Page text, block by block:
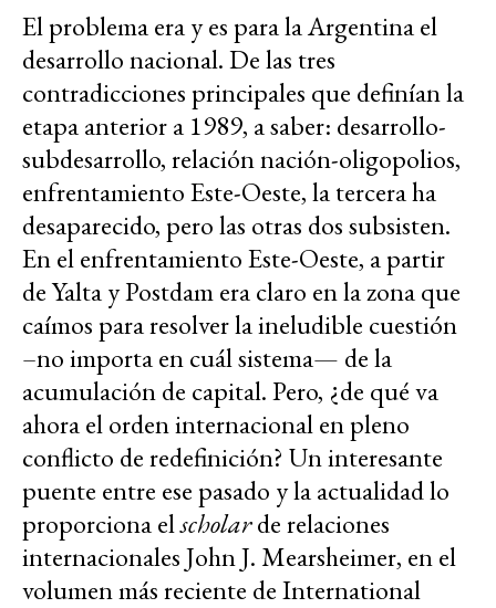
El problema era y es para la Argentina el
desarrollo nacional. De las tres
contradicciones principales que definían la
etapa anterior a 1989, a saber: desarrollo-
subdesarrollo, relación nación-oligopolios,
enfrentamiento Este-Oeste, la tercera ha
desaparecido, pero las otras dos subsisten.
En el enfrentamiento Este-Oeste, a partir
de Yalta y Postdam era claro en la zona que
caímos para resolver la ineludible cuestión
–no importa en cuál sistema— de la
acumulación de capital. Pero, ¿de qué va
ahora el orden internacional en pleno
conflicto de redefinición? Un interesante
puente entre ese pasado y la actualidad lo
proporciona elscholarde relaciones
internacionales John J. Mearsheimer, en el
volumen más reciente de International